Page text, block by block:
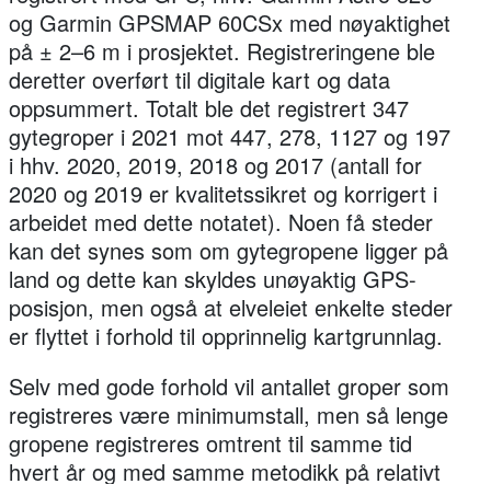
og Garmin GPSMAP 60CSx med nøyaktighet
på ± 2–6 m i prosjektet. Registreringene ble
deretter overført til digitale kart og data
oppsummert. Totalt ble det registrert 347
gytegroper i 2021 mot 447, 278, 1127 og 197
i hhv. 2020, 2019, 2018 og 2017 (antall for
2020 og 2019 er kvalitetssikret og korrigert i
arbeidet med dette notatet). Noen få steder
kan det synes som om gytegropene ligger på
land og dette kan skyldes unøyaktig GPS-
posisjon, men også at elveleiet enkelte steder
er flyttet i forhold til opprinnelig kartgrunnlag.
Selv med gode forhold vil antallet groper som
registreres være minimumstall, men så lenge
gropene registreres omtrent til samme tid
hvert år og med samme metodikk på relativt